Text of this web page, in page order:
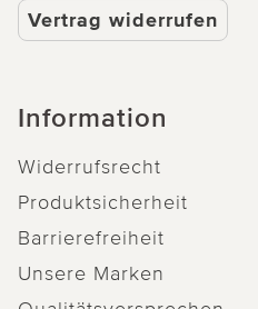
Vertrag widerrufen
Information
Widerrufsrecht
Produktsicherheit
Barrierefreiheit
Unsere Marken